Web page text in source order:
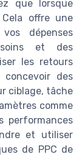
que lorsque
offre une
dépenses
et des
les retours
des
ciblage, tâche
comme
performances
et utiliser
de PPC de